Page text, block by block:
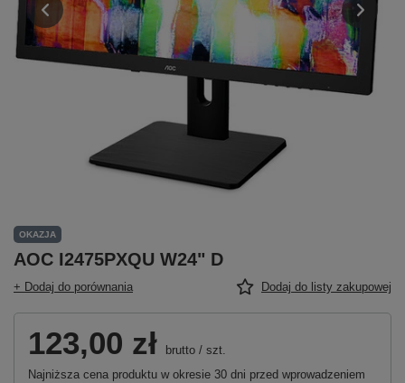
OKAZJA
AOC I2475PXQU W24" D
+ Dodaj do porównania Dodaj do listy zakupowej
123,00 zł brutto / szt.
Najniższa cena produktu w okresie 30 dni przed wprowadzeniem